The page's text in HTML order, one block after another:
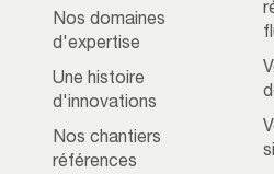
Nos domaines
d'expertise
Une histoire
d'innovations
Nos chantiers
références